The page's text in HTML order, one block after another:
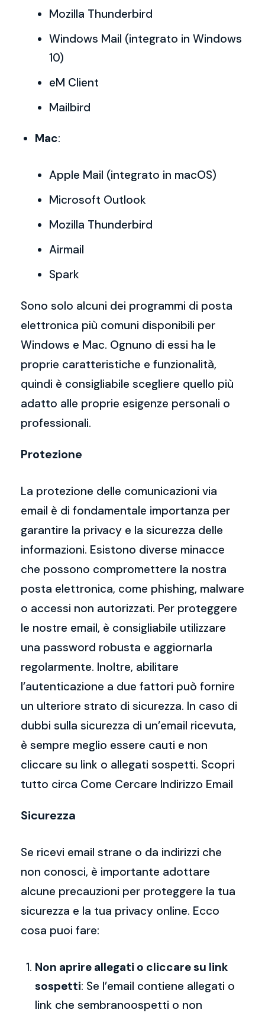
Mozilla Thunderbird
Windows Mail (integrato in Windows
10)
eM Client
Mailbird
Mac:
Apple Mail (integrato in macOS)
Microsoft Outlook
Mozilla Thunderbird
Airmail
Spark
Sono solo alcuni dei programmi di posta
elettronica più comuni disponibili per
Windows e Mac. Ognuno di essi ha le
proprie caratteristiche e funzionalità,
quindi è consigliabile scegliere quello più
adatto alle proprie esigenze personali o
professionali.
Protezione
La protezione delle comunicazioni via
email è di fondamentale importanza per
garantire la privacy e la sicurezza delle
informazioni. Esistono diverse minacce
che possono compromettere la nostra
posta elettronica, come phishing, malware
o accessi non autorizzati. Per proteggere
le nostre email, è consigliabile utilizzare
una password robusta e aggiornarla
regolarmente. Inoltre, abilitare
l’autenticazione a due fattori può fornire
un ulteriore strato di sicurezza. In caso di
dubbi sulla sicurezza di un’email ricevuta,
è sempre meglio essere cauti e non
cliccare su link o allegati sospetti. Scopri
tutto circa Come Cercare Indirizzo Email
Sicurezza
Se ricevi email strane o da indirizzi che
non conosci, è importante adottare
alcune precauzioni per proteggere la tua
sicurezza e la tua privacy online. Ecco
cosa puoi fare:
Non aprire allegati o cliccare su link
sospetti: Se l’email contiene allegati o
link che sembranoospetti o non